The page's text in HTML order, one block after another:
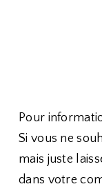
Pour
Si vous ne
mais juste
dans votre